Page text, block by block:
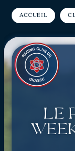
Accueil
Le